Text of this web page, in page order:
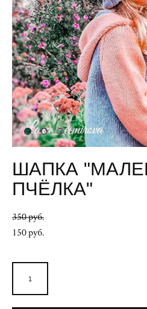
ШАПКА
ПЧЁЛКА"
350 pуб.
150 pуб.